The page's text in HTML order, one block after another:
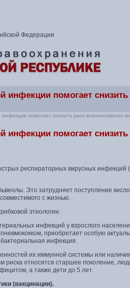
Федерации
инфекции помогает снизить
помогает снизить риск возникновения
инфекции помогает снизить
респираторных вирусных инфекций
Это затрудняет поступление
с жизнью.
этиологии.
инфекций у взрослого
приобретает особую
инфекция.
их иммунной системы или
риска относятся старшее поколение,
а также дети до 5 лет.
(вакцинации).